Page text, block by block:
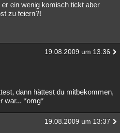
Gaming Filme
Alle Neue
ein wenig komisch tickt aber
zu feiern?!
19.08.2009 um 13:36
dann hättest du mitbekommen,
war... *omg*
19.08.2009 um 13:37